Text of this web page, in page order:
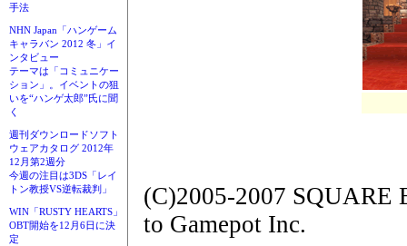
手法
NHN Japan「ハンゲーム
キャラバン 2012 冬」イ
ンタビュー
テーマは「コミュニケー
ション」。イベントの狙
いを“ハンゲ太郎”氏に聞
く
週刊ダウンロードソフト
ウェアカタログ 2012年
12月第2週分
今週の注目は3DS「レイ
トン教授VS逆転裁判」
WIN「RUSTY HEARTS」
OBT開始を12月6日に決
定
(C)2005-2007 SQUARE
to Gamepot Inc.